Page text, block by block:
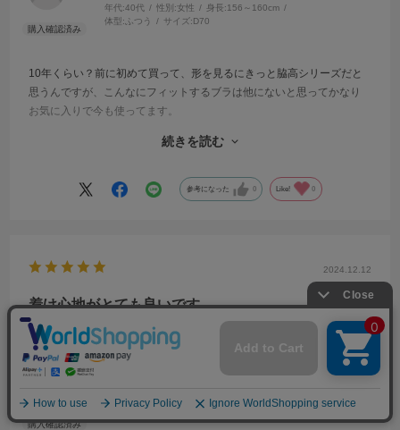
年代:40代 性別:女性 身長:156～160cm
体型: ふつう サイズ:D70
10年くらい？前に初めて買って、形を見るにきっと脇高シリーズだと
思うんですが、こんなにフィットするブラは他にないと思ってかなり
お気に入りで今も使ってます。
に入りです。Eはちゃんと包んでくれてフィットする感じ。こちらも綺
て、こんもりお胸が出来上がって私はそれがお気に入りです。お胸の
形にもよるのかなとは思うけど、私は胸上にあまりお肉がないのでこ
続きを読む
参考になった 0 Like! 0
2024.12.12
着け心地がとても良いです。
サイズ：D70/M 色：PI
着けごこち:良い シルエット 普段ご利用のブラタイプ:ワイヤーブラ
年代:40代 性別:女性 身長:151～155cm